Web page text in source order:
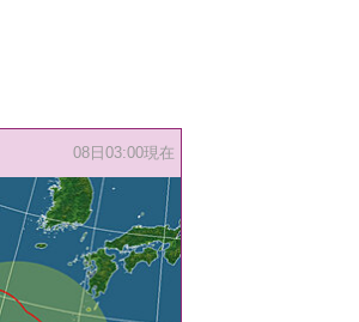
08日03:00現在